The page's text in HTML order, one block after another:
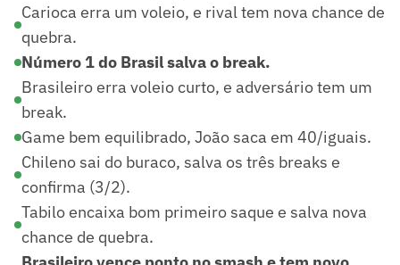
Carioca erra um voleio, e rival tem nova chance de
quebra.
Número 1 do Brasil salva o break.
Brasileiro erra voleio curto, e adversário tem um
break.
Game bem equilibrado, João saca em 40/iguais.
Chileno sai do buraco, salva os três breaks e
confirma (3/2).
Tabilo encaixa bom primeiro saque e salva nova
chance de quebra.